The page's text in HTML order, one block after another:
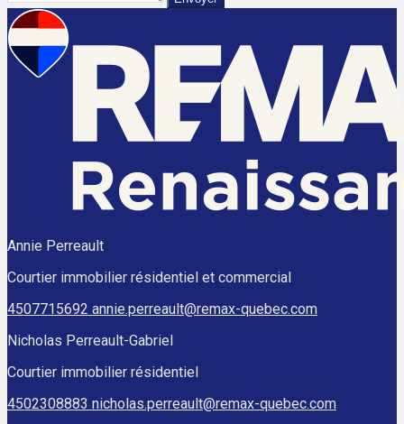
Annie Perreault
Courtier immobilier résidentiel et commercial
4507715692 annie.perreault@remax-quebec.com
Nicholas Perreault-Gabriel
Courtier immobilier résidentiel
4502308883 nicholas.perreault@remax-quebec.com